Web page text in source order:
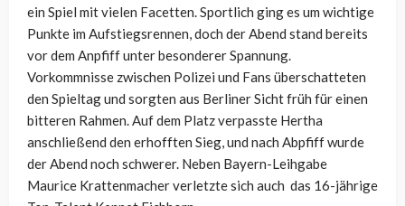
ein Spiel mit vielen Facetten. Sportlich ging es um wichtige
Punkte im Aufstiegsrennen, doch der Abend stand bereits
vor dem Anpfiff unter besonderer Spannung.
Vorkommnisse zwischen Polizei und Fans überschatteten
den Spieltag und sorgten aus Berliner Sicht früh für einen
bitteren Rahmen. Auf dem Platz verpasste Hertha
anschließend den erhofften Sieg, und nach Abpfiff wurde
der Abend noch schwerer. Neben Bayern-Leihgabe
Maurice Krattenmacher verletzte sich auch das 16-jährige